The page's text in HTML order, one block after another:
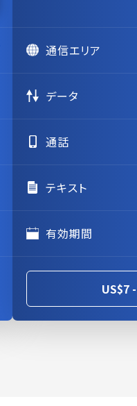
通信エリア
データ
通話
テキスト
有効期間
US$7